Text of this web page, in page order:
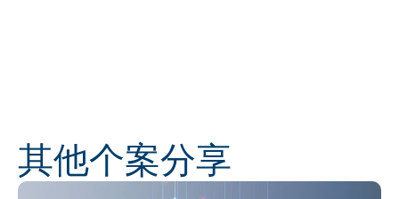
其他个案分享